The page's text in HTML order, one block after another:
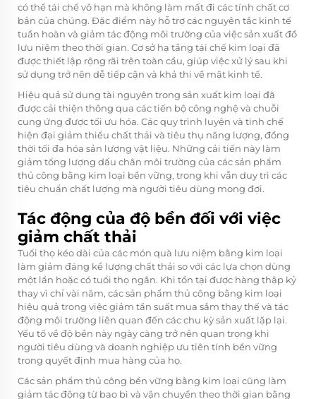
có thể tái chế vô hạn mà không làm mất đi các tính chất cơ
bản của chúng. Đặc điểm này hỗ trợ các nguyên tắc kinh tế
tuần hoàn và giảm tác động môi trường của việc sản xuất đồ
lưu niệm theo thời gian. Cơ sở hạ tầng tái chế kim loại đã
được thiết lập rộng rãi trên toàn cầu, giúp việc xử lý sau khi
sử dụng trở nên dễ tiếp cận và khả thi về mặt kinh tế.
Hiệu quả sử dụng tài nguyên trong sản xuất kim loại đã
được cải thiện thông qua các tiến bộ công nghệ và chuỗi
cung ứng được tối ưu hóa. Các quy trình luyện và tinh chế
hiện đại giảm thiểu chất thải và tiêu thụ năng lượng, đồng
thời tối đa hóa sản lượng vật liệu. Những cải tiến này làm
giảm tổng lượng dấu chân môi trường của các sản phẩm
thủ công bằng kim loại bền vững, trong khi vẫn duy trì các
tiêu chuẩn chất lượng mà người tiêu dùng mong đợi.
Tác động của độ bền đối với việc
giảm chất thải
Tuổi thọ kéo dài của các món quà lưu niệm bằng kim loại
làm giảm đáng kể lượng chất thải so với các lựa chọn dùng
một lần hoặc có tuổi thọ ngắn. Khi tồn tại được hàng thập kỷ
thay vì chỉ vài năm, các sản phẩm thủ công bằng kim loại
hiệu quả trong việc giảm tần suất mua sắm thay thế và tác
động môi trường liên quan đến các chu kỳ sản xuất lặp lại.
Yếu tố về độ bền này ngày càng trở nên quan trọng khi
người tiêu dùng và doanh nghiệp ưu tiên tính bền vững
trong quyết định mua hàng của họ.
Các sản phẩm thủ công bền vững bằng kim loại cũng làm
giảm tác động từ bao bì và vận chuyển theo thời gian bằng